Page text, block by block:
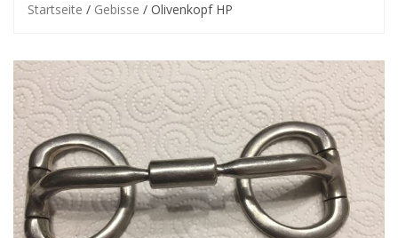
Startseite / Gebisse / Olivenkopf HP